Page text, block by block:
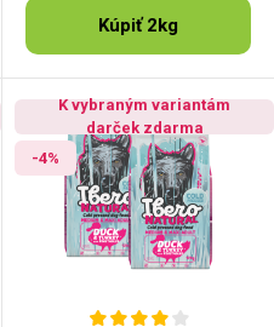
Kúpiť 2kg
K vybraným variantám
darček zdarma
-4%